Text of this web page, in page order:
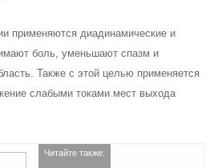
применяются диадинамические и
боль, уменьшают спазм и
Также с этой целью применяется
слабыми токами мест выхода
Читайте также: